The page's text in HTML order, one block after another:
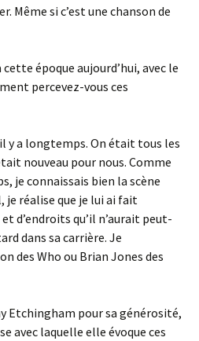
Même si c’est une chanson de
cette époque aujourd’hui, avec le
percevez-vous ces
y a longtemps. On était tous les
nouveau pour nous. Comme
je connaissais bien la scène
je réalise que je lui ai fait
d’endroits qu’il n’aurait peut-
dans sa carrière. Je
des Who ou Brian Jones des
Etchingham pour sa générosité,
avec laquelle elle évoque ces